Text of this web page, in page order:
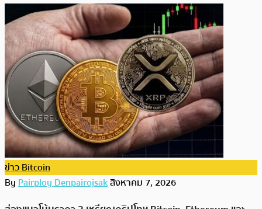
ข่าว Bitcoin
ByPairploy Denpairojsakสิงหาคม 7, 2026